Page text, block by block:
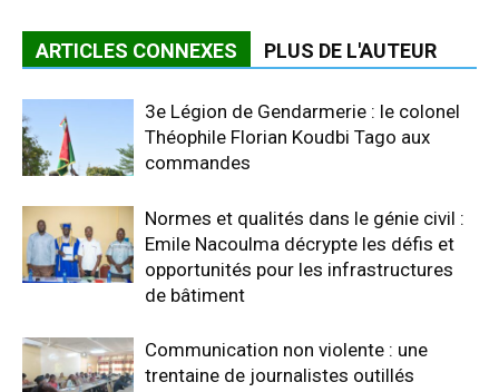
ARTICLES CONNEXES PLUS DE L'AUTEUR
3e Légion de Gendarmerie : le colonel
Théophile Florian Koudbi Tago aux
commandes
Normes et qualités dans le génie civil :
Emile Nacoulma décrypte les défis et
opportunités pour les infrastructures
de bâtiment
Communication non violente : une
trentaine de journalistes outillés